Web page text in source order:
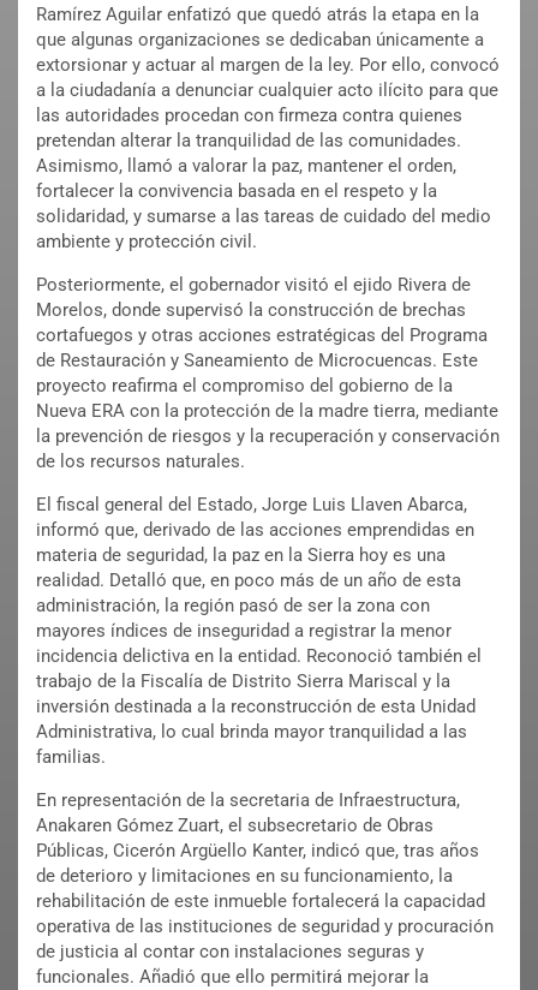
Ramírez Aguilar enfatizó que quedó atrás la etapa en la
que algunas organizaciones se dedicaban únicamente a
extorsionar y actuar al margen de la ley. Por ello, convocó
a la ciudadanía a denunciar cualquier acto ilícito para que
las autoridades procedan con firmeza contra quienes
pretendan alterar la tranquilidad de las comunidades.
Asimismo, llamó a valorar la paz, mantener el orden,
fortalecer la convivencia basada en el respeto y la
solidaridad, y sumarse a las tareas de cuidado del medio
ambiente y protección civil.
Posteriormente, el gobernador visitó el ejido Rivera de
Morelos, donde supervisó la construcción de brechas
cortafuegos y otras acciones estratégicas del Programa
de Restauración y Saneamiento de Microcuencas. Este
proyecto reafirma el compromiso del gobierno de la
Nueva ERA con la protección de la madre tierra, mediante
la prevención de riesgos y la recuperación y conservación
de los recursos naturales.
El fiscal general del Estado, Jorge Luis Llaven Abarca,
informó que, derivado de las acciones emprendidas en
materia de seguridad, la paz en la Sierra hoy es una
realidad. Detalló que, en poco más de un año de esta
administración, la región pasó de ser la zona con
mayores índices de inseguridad a registrar la menor
incidencia delictiva en la entidad. Reconoció también el
trabajo de la Fiscalía de Distrito Sierra Mariscal y la
inversión destinada a la reconstrucción de esta Unidad
Administrativa, lo cual brinda mayor tranquilidad a las
familias.
En representación de la secretaria de Infraestructura,
Anakaren Gómez Zuart, el subsecretario de Obras
Públicas, Cicerón Argüello Kanter, indicó que, tras años
de deterioro y limitaciones en su funcionamiento, la
rehabilitación de este inmueble fortalecerá la capacidad
operativa de las instituciones de seguridad y procuración
de justicia al contar con instalaciones seguras y
funcionales. Añadió que ello permitirá mejorar la